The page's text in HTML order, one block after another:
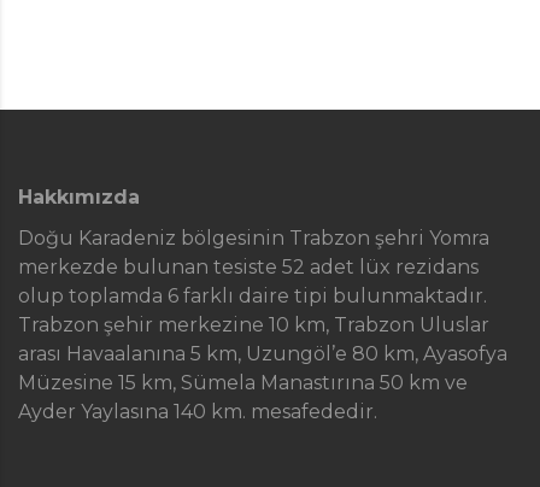
Hakkımızda
Doğu Karadeniz bölgesinin Trabzon şehri Yomra
merkezde bulunan tesiste 52 adet lüx rezidans
olup toplamda 6 farklı daire tipi bulunmaktadır.
Trabzon şehir merkezine 10 km, Trabzon Uluslar
arası Havaalanına 5 km, Uzungöl’e 80 km, Ayasofya
Müzesine 15 km, Sümela Manastırına 50 km ve
Ayder Yaylasına 140 km. mesafededir.